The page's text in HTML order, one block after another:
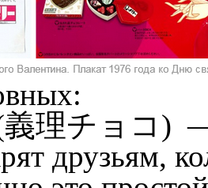
義理チョコ)
друзьям,